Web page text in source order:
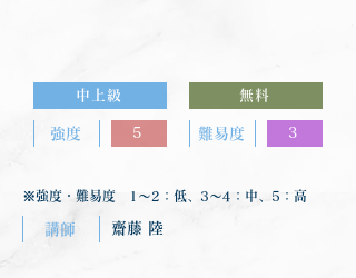
中上級
強度 5
無料
難易度 3
※強度・難易度 1〜2：低、3〜4：中、5：高
講師 齋藤 陸